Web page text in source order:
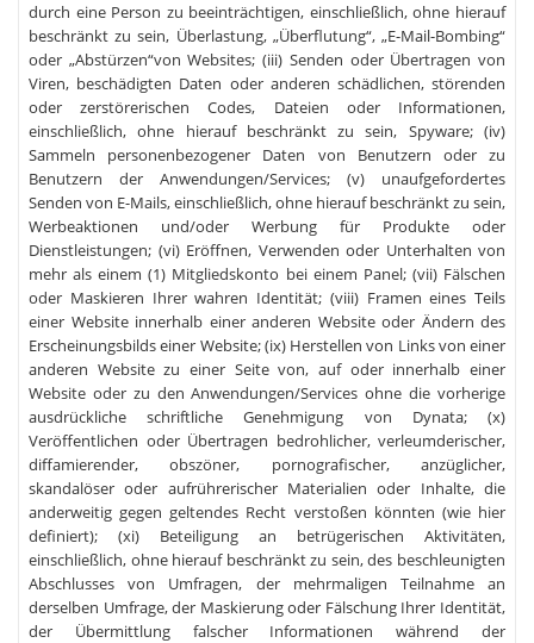
durch eine Person zu beeinträchtigen, einschließlich, ohne hierauf
beschränkt zu sein, Überlastung, „Überflutung“, „E-Mail-Bombing“
oder „Abstürzen“von Websites; (iii) Senden oder Übertragen von
Viren, beschädigten Daten oder anderen schädlichen, störenden
oder zerstörerischen Codes, Dateien oder Informationen,
einschließlich, ohne hierauf beschränkt zu sein, Spyware; (iv)
Sammeln personenbezogener Daten von Benutzern oder zu
Benutzern der Anwendungen/Services; (v) unaufgefordertes
Senden von E-Mails, einschließlich, ohne hierauf beschränkt zu sein,
Werbeaktionen und/oder Werbung für Produkte oder
Dienstleistungen; (vi) Eröffnen, Verwenden oder Unterhalten von
mehr als einem (1) Mitgliedskonto bei einem Panel; (vii) Fälschen
oder Maskieren Ihrer wahren Identität; (viii) Framen eines Teils
einer Website innerhalb einer anderen Website oder Ändern des
Erscheinungsbilds einer Website; (ix) Herstellen von Links von einer
anderen Website zu einer Seite von, auf oder innerhalb einer
Website oder zu den Anwendungen/Services ohne die vorherige
ausdrückliche schriftliche Genehmigung von Dynata; (x)
Veröffentlichen oder Übertragen bedrohlicher, verleumderischer,
diffamierender, obszöner, pornografischer, anzüglicher,
skandalöser oder aufrührerischer Materialien oder Inhalte, die
anderweitig gegen geltendes Recht verstoßen könnten (wie hier
definiert); (xi) Beteiligung an betrügerischen Aktivitäten,
einschließlich, ohne hierauf beschränkt zu sein, des beschleunigten
Abschlusses von Umfragen, der mehrmaligen Teilnahme an
derselben Umfrage, der Maskierung oder Fälschung Ihrer Identität,
der Übermittlung falscher Informationen während der